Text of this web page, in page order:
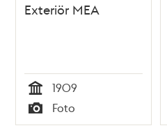
Exteriör MEA
Tid
1909
Typ
Foto